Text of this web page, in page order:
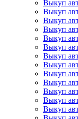
Выкуп
Выкуп
Выкуп
Выкуп
Выкуп
Выкуп
Выкуп
Выкуп
Выкуп
Выкуп
Выкуп
Выкуп
Выкуп